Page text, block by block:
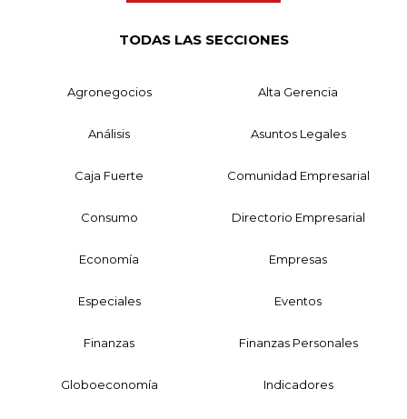
TODAS LAS SECCIONES
Agronegocios Alta Gerencia
Análisis Asuntos Legales
Caja Fuerte Comunidad Empresarial
Consumo Directorio Empresarial
Economía Empresas
Especiales Eventos
Finanzas Finanzas Personales
Globoeconomía Indicadores